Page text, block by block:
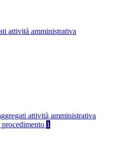
attività amministrativa
attività amministrativa
1